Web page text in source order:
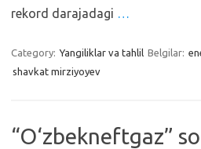
rekord darajadagi …
Category: Yangiliklar va tahlil Belgilar:
shavkat mirziyoyev
“O‘zbekneftgaz”